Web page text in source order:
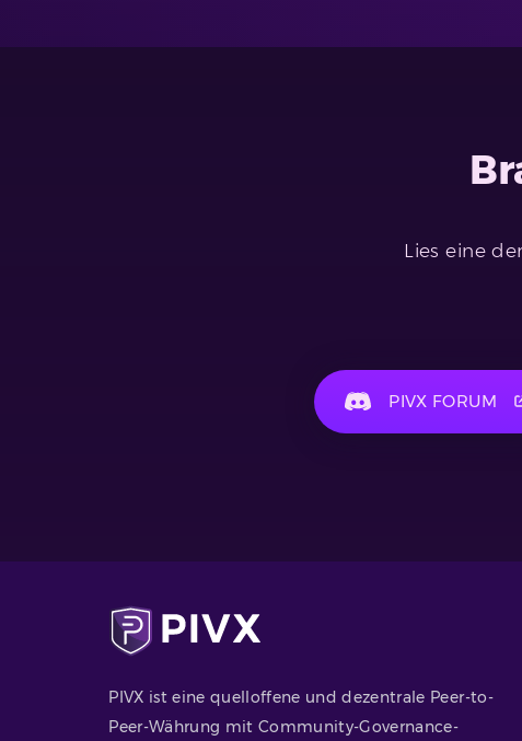
Lies eine
PIVX FORUM
PIVX ist eine quelloffene und dezentrale Peer-to-
Peer-Währung mit Community-Governance-